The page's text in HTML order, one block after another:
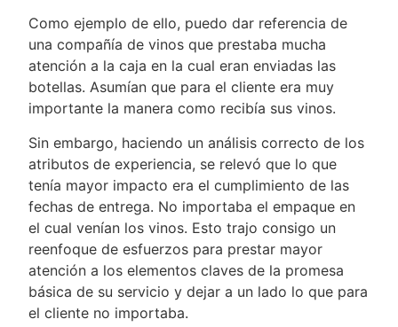
Como ejemplo de ello, puedo dar referencia de
una compañía de vinos que prestaba mucha
atención a la caja en la cual eran enviadas las
botellas. Asumían que para el cliente era muy
importante la manera como recibía sus vinos.
Sin embargo, haciendo un análisis correcto de los
atributos de experiencia, se relevó que lo que
tenía mayor impacto era el cumplimiento de las
fechas de entrega. No importaba el empaque en
el cual venían los vinos. Esto trajo consigo un
reenfoque de esfuerzos para prestar mayor
atención a los elementos claves de la promesa
básica de su servicio y dejar a un lado lo que para
el cliente no importaba.